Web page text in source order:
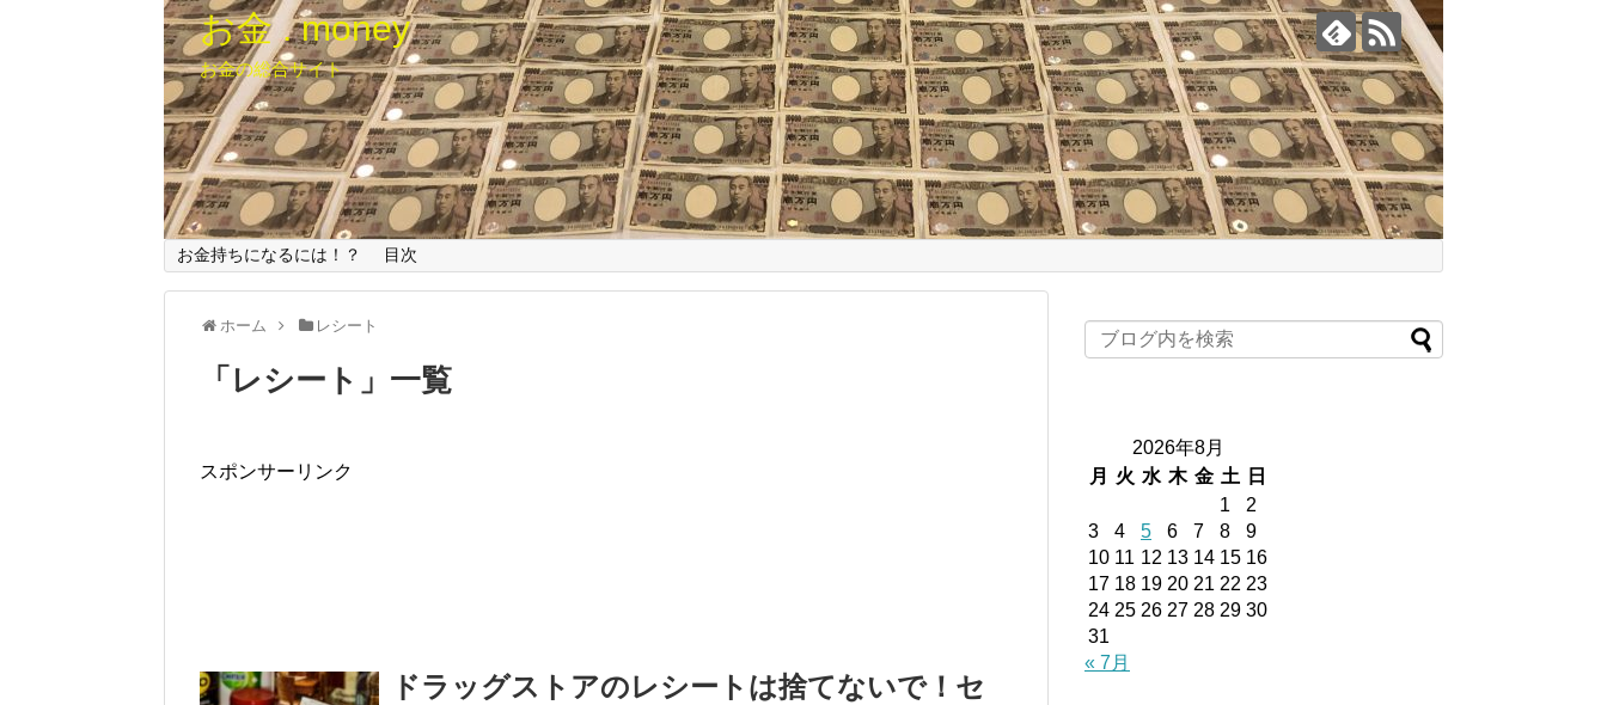
お金 . money
お金の総合サイト
お金持ちになるには！？ 目次
ホーム レシート
「 レシート 」 一覧
スポンサーリンク
ドラッグストアのレシートは捨てないで！セ
2026年8月
月
火 水 木 金 土
日
1
2
3
4 5 6 7 8
9
10 11 12 13 14 15 16
17 18 19 20 21 22 23
24 25 26 27 28 29 30
31
« 7月